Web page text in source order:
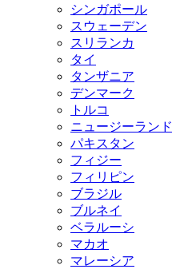
シンガポール
スウェーデン
スリランカ
タイ
タンザニア
デンマーク
トルコ
ニュージーランド
パキスタン
フィジー
フィリピン
ブラジル
ブルネイ
ベラルーシ
マカオ
マレーシア